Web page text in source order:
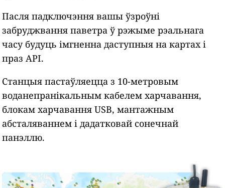
Пасля падключэння вашы ўзроўні
забруджвання паветра ў рэжыме рэальнага
часу будуць імгненна даступныя на картах і
праз API.
Станцыя пастаўляецца з 10-метровым
воданепранікальным кабелем харчавання,
блокам харчавання USB, мантажным
абсталяваннем і дадатковай сонечнай
панэллю.